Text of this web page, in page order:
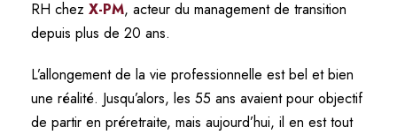
RH chez X-PM, acteur du management de transition
depuis plus de 20 ans.
L’allongement de la vie professionnelle est bel et bien
une réalité. Jusqu’alors, les 55 ans avaient pour objectif
de partir en préretraite, mais aujourd’hui, il en est tout